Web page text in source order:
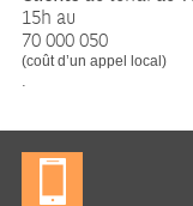
15h au
70 000 050
(coût d’un appel local)
.